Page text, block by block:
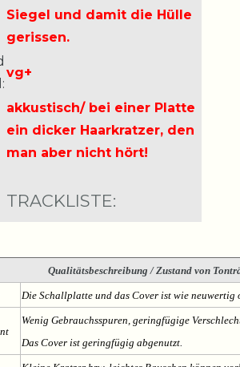
Siegel und damit die Hülle
gerissen.
vg+
akkustisch/ bei einer Platte
ein dicker Haarkratzer, den
man aber nicht hört!
TRACKLISTE:
Qualitätsbeschreibung / Zustand von
Die Schallplatte und das Cover ist wie
Wenig Gebrauchsspuren, geringfügige
Das Cover ist geringfügig abgenutzt.